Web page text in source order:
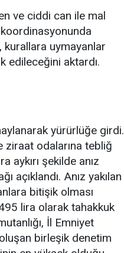
ve ciddi can ile mal
koordinasyonunda
kurallara uymayanlar
edileceğini aktardı.
yürürlüğe girdi.
ziraat odalarına tebliğ
aykırı şekilde anız
açıklandı. Anız yakılan
bitişik olması
lira olarak tahakkuk
İl Emniyet
birleşik denetim